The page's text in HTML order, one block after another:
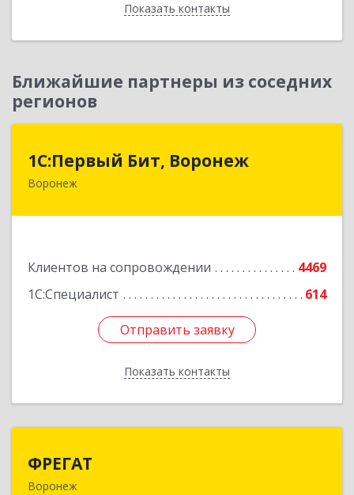
Показать контакты
Назад
Ближайшие партнеры из соседних
регионов
1С:Первый Бит, Воронеж
Воронеж
Клиентов на сопровождении
4469
1С:Специалист
614
Отправить заявку
Показать контакты
1С:Первый Бит, Воронеж
394006, Воронежская обл, Воронеж г, 20-летия
Отправить заявку
Назад
ФРЕГАТ
Воронеж